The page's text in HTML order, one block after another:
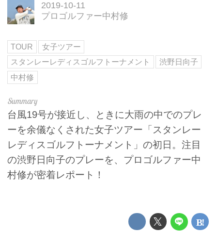
2019-10-11
プロゴルファー中村修
TOUR
女子ツアー
スタンレーレディスゴルフトーナメント
渋野日向子
中村修
台風19号が接近し、ときに大雨の中でのプレ
ーを余儀なくされた女子ツアー「スタンレー
レディスゴルフトーナメント」の初日。注目
の渋野日向子のプレーを、プロゴルファー中
村修が密着レポート！